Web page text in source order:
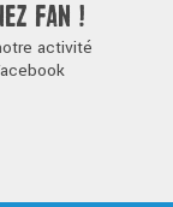
FAN !
activité